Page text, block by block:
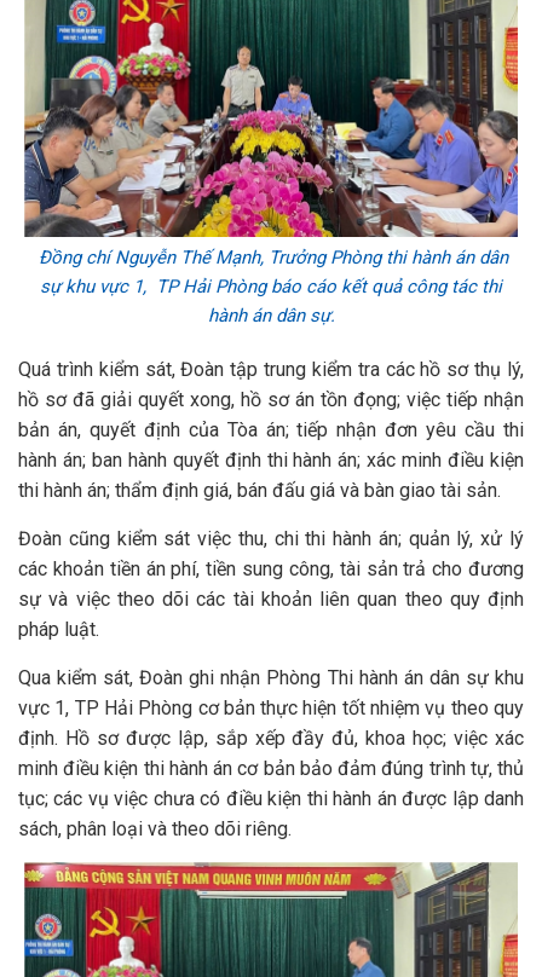
Đồng chí Nguyễn Thế Mạnh, Trưởng Phòng thi hành án dân
sự khu vực 1, TP Hải Phòng báo cáo kết quả công tác thi
hành án dân sự.
Quá trình kiểm sát, Đoàn tập trung kiểm tra các hồ sơ thụ lý,
hồ sơ đã giải quyết xong, hồ sơ án tồn đọng; việc tiếp nhận
bản án, quyết định của Tòa án; tiếp nhận đơn yêu cầu thi
hành án; ban hành quyết định thi hành án; xác minh điều kiện
thi hành án; thẩm định giá, bán đấu giá và bàn giao tài sản.
Đoàn cũng kiểm sát việc thu, chi thi hành án; quản lý, xử lý
các khoản tiền án phí, tiền sung công, tài sản trả cho đương
sự và việc theo dõi các tài khoản liên quan theo quy định
pháp luật.
Qua kiểm sát, Đoàn ghi nhận Phòng Thi hành án dân sự khu
vực 1, TP Hải Phòng cơ bản thực hiện tốt nhiệm vụ theo quy
định. Hồ sơ được lập, sắp xếp đầy đủ, khoa học; việc xác
minh điều kiện thi hành án cơ bản bảo đảm đúng trình tự, thủ
tục; các vụ việc chưa có điều kiện thi hành án được lập danh
sách, phân loại và theo dõi riêng.